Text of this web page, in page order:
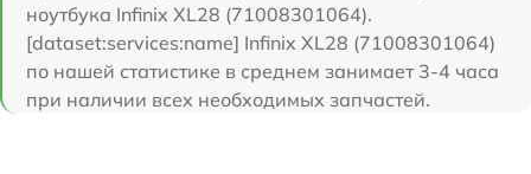
ноутбука Infinix XL28 (71008301064).
[dataset:services:name] Infinix XL28 (71008301064)
по нашей статистике в среднем занимает 3-4 часа
при наличии всех необходимых запчастей.